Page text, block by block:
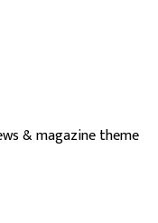
& magazine theme